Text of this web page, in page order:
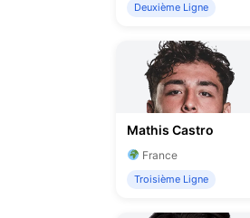
Deuxième Ligne
Mathis Castro
France
Troisième Ligne